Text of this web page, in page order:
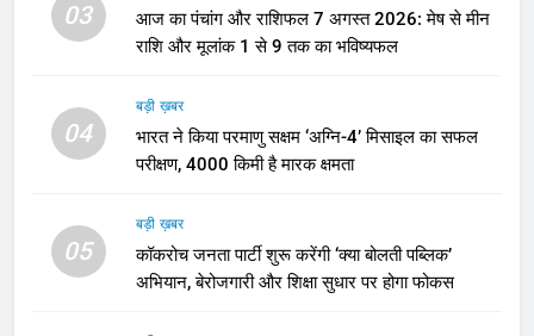
03
आज का पंचांग और राशिफल 7 अगस्त 2026: मेष से मीन
राशि और मूलांक 1 से 9 तक का भविष्यफल
04
बड़ी ख़बर
भारत ने किया परमाणु सक्षम ‘अग्नि-4’ मिसाइल का सफल
परीक्षण, 4000 किमी है मारक क्षमता
05
बड़ी ख़बर
कॉकरोच जनता पार्टी शुरू करेंगी ‘क्या बोलती पब्लिक’
अभियान, बेरोजगारी और शिक्षा सुधार पर होगा फोकस